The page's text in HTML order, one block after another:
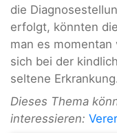
die
erfolgt, könnten
man es
sich bei der
seltene Erkrankung.
Dieses Thema
interessieren: